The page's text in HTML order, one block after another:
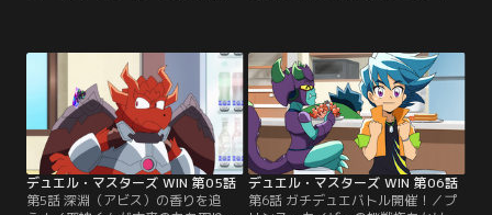
の一人であるボウイが現れる。カイ
ザとの対決しか頭にないウィンに対
し、新たなカードを手にリベンジに
燃えるボウイは再び勝負を申し込
む！【提供：バンダイチャンネル】
ドに興味を持ったウィンと仲間たち
で結成された「チバカブラ捜索隊」
一行は、チバカブラとカードの正体
を探るべく、チバはシラハマの奥地
にあるジャングルへ向かうのだった-
-。【提供：バンダイチャンネル】
デュエル・マスターズ WIN 第05話
第5話 深淵（アビス）の香りを追
デュエル・マスターズ WIN 第06話
第6話 ガチデュエバトル開催！／プ